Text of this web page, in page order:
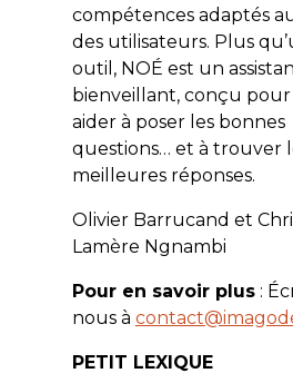
compétences adaptés
des utilisateurs. Plus
outil, NOÉ est un
bienveillant, conçu
aider à poser les bonnes
questions… et à trouver
meilleures réponses.
Olivier Barrucand et
Lamère Ngnambi
Pour en savoir plus:
nous à
PETIT LEXIQUE